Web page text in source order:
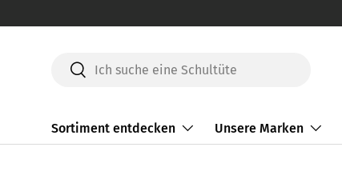
Direkt zum Inhalt
SuchenSuchen
Sortiment entdecken Unsere Marken